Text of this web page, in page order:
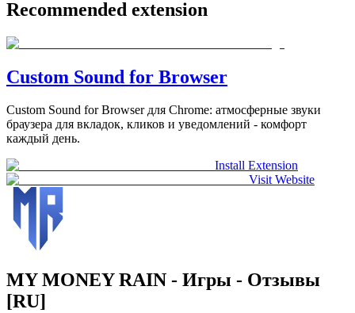
Recommended extension
Custom Sound for Browser
Custom Sound for Browser для Chrome: атмосферные звуки
браузера для вкладок, кликов и уведомлений - комфорт
каждый день.
Install Extension
Visit Website
MY MONEY RAIN - Игры - Отзывы
[RU]